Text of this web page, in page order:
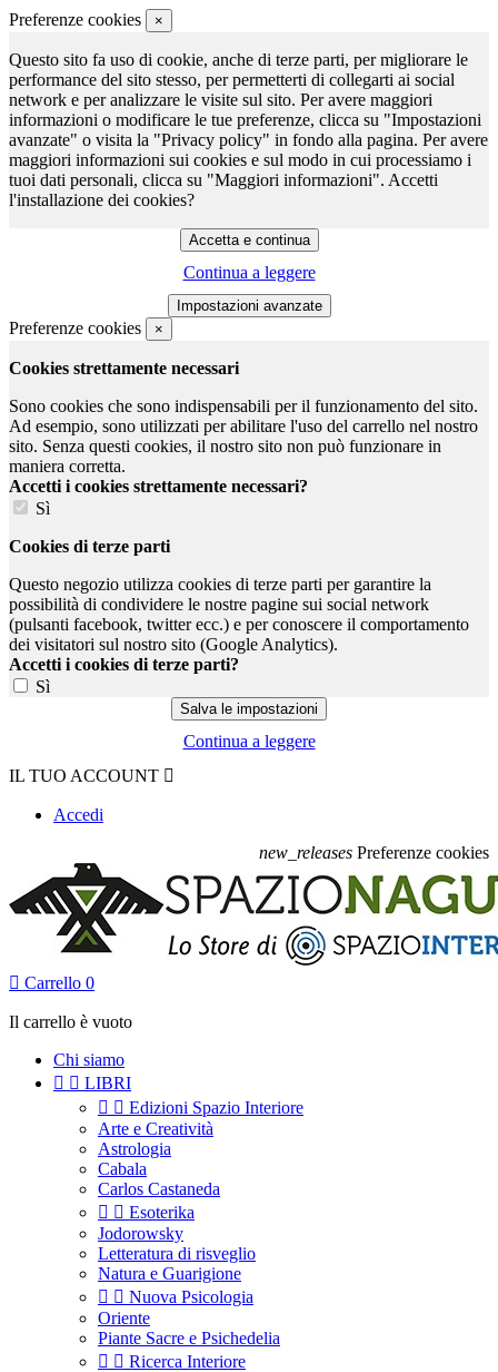
Preferenze cookies ×
Questo sito fa uso di cookie, anche di terze parti, per migliorare le
performance del sito stesso, per permetterti di collegarti ai social
network e per analizzare le visite sul sito. Per avere maggiori
informazioni o modificare le tue preferenze, clicca su "Impostazioni
avanzate" o visita la "Privacy policy" in fondo alla pagina. Per avere
maggiori informazioni sui cookies e sul modo in cui processiamo i
tuoi dati personali, clicca su "Maggiori informazioni". Accetti
l'installazione dei cookies?
Continua a leggere
Preferenze cookies ×
Cookies strettamente necessari
Sono cookies che sono indispensabili per il funzionamento del sito.
Ad esempio, sono utilizzati per abilitare l'uso del carrello nel nostro
sito. Senza questi cookies, il nostro sito non può funzionare in
maniera corretta.
Accetti i cookies strettamente necessari?
Sì
Cookies di terze parti
Questo negozio utilizza cookies di terze parti per garantire la
possibilità di condividere le nostre pagine sui social network
(pulsanti facebook, twitter ecc.) e per conoscere il comportamento
dei visitatori sul nostro sito (Google Analytics).
Accetti i cookies di terze parti?
Sì
Continua a leggere
IL TUO ACCOUNT 
Accedi
new_releases Preferenze cookies
 Carrello 0
Il carrello è vuoto
Chi siamo
  LIBRI
  Edizioni Spazio Interiore
Arte e Creatività
Astrologia
Cabala
Carlos Castaneda
  Esoterika
Jodorowsky
Letteratura di risveglio
Natura e Guarigione
  Nuova Psicologia
Oriente
Piante Sacre e Psichedelia
  Ricerca Interiore